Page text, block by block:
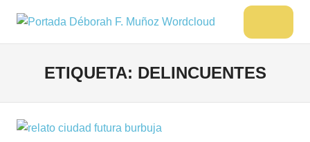
contenido
DÉBORAH
MUÑOZ
Libros,
cultura,
más
ETIQUETA: DELINCUENTES